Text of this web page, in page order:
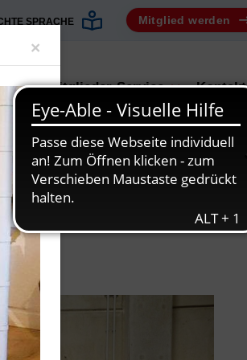
SPRACHE Mitglied werden
Mitglieder-Service Kontakt
×